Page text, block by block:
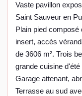
Vaste pavillon
Saint Sauveur en
Plain pied
insert, accès
de 3606 m². Trois
grande cuisine
Garage attenant,
Terrasse au sud